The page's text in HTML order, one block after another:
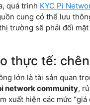
quá trình KYC Pi
cung có thể lưu
trường sẽ phải đối
thực tế:
lớn là tài sản quan
network community,
xuất hiện các mức